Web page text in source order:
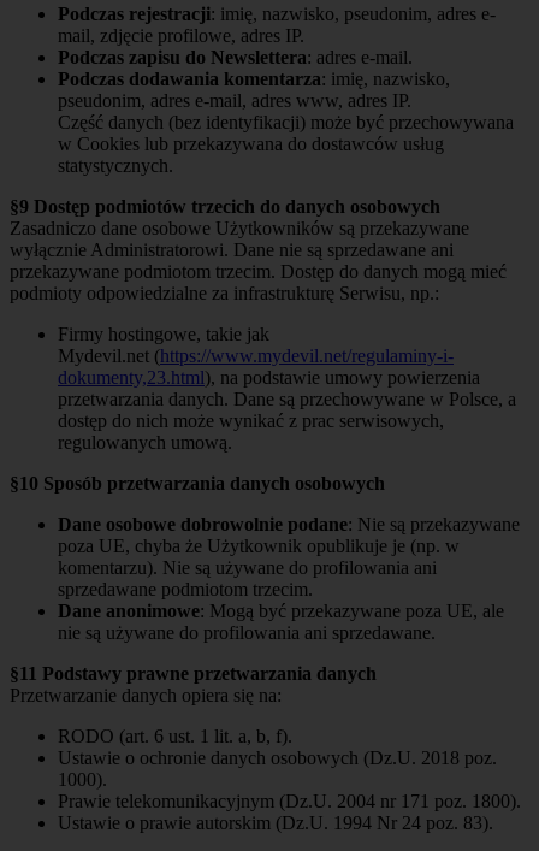
Podczas rejestracji: imię, nazwisko, pseudonim, adres e-
mail, zdjęcie profilowe, adres IP.
Podczas zapisu do Newslettera: adres e-mail.
Podczas dodawania komentarza: imię, nazwisko,
pseudonim, adres e-mail, adres www, adres IP.
Część danych (bez identyfikacji) może być przechowywana
w Cookies lub przekazywana do dostawców usług
statystycznych.
§9 Dostęp podmiotów trzecich do danych osobowych
Zasadniczo dane osobowe Użytkowników są przekazywane
wyłącznie Administratorowi. Dane nie są sprzedawane ani
przekazywane podmiotom trzecim. Dostęp do danych mogą mieć
podmioty odpowiedzialne za infrastrukturę Serwisu, np.:
Firmy hostingowe, takie jak
Mydevil.net (https://www.mydevil.net/regulaminy-i-
dokumenty,23.html), na podstawie umowy powierzenia
przetwarzania danych. Dane są przechowywane w Polsce, a
dostęp do nich może wynikać z prac serwisowych,
regulowanych umową.
§10 Sposób przetwarzania danych osobowych
Dane osobowe dobrowolnie podane: Nie są przekazywane
poza UE, chyba że Użytkownik opublikuje je (np. w
komentarzu). Nie są używane do profilowania ani
sprzedawane podmiotom trzecim.
Dane anonimowe: Mogą być przekazywane poza UE, ale
nie są używane do profilowania ani sprzedawane.
§11 Podstawy prawne przetwarzania danych
Przetwarzanie danych opiera się na:
RODO (art. 6 ust. 1 lit. a, b, f).
Ustawie o ochronie danych osobowych (Dz.U. 2018 poz.
1000).
Prawie telekomunikacyjnym (Dz.U. 2004 nr 171 poz. 1800).
Ustawie o prawie autorskim (Dz.U. 1994 Nr 24 poz. 83).